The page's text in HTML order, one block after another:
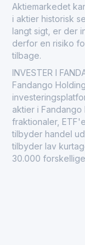
Aktiemarkedet
i aktier historisk
langt sigt, er der
derfor en risiko
tilbage.
INVESTER I
Fandango
aktier i
fraktionaler,
tilbyder handel
tilbyder lav
30.000